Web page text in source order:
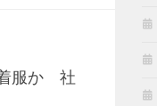
着服か 社